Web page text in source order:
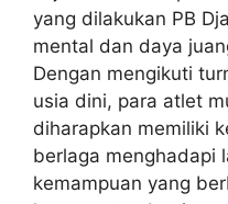
yang dilakukan PB
mental dan daya
Dengan mengikuti
usia dini, para atlet
diharapkan memiliki
berlaga menghadapi
kemampuan yang